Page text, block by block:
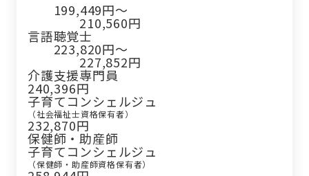
199,449円～
210,560円
言語聴覚士
223,820円～
227,852円
介護支援専門員
240,396円
子育てコンシェルジュ
（社会福祉士資格保有者）
232,870円
保健師・助産師
子育てコンシェルジュ
（保健師・助産師資格保有者）